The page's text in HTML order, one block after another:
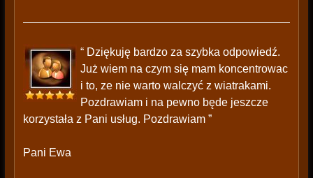
“ Dziękuję bardzo za szybka odpowiedź.
Już wiem na czym się mam koncentrowac
i to, ze nie warto walczyć z wiatrakami.
Pozdrawiam i na pewno będe jeszcze
korzystała z Pani usług. Pozdrawiam ”
Pani Ewa